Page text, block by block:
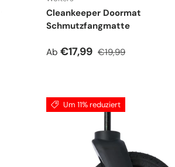
Cleankeeper Doormat
Schmutzfangmatte
Verkaufspreis
Ab €17,99 Normaler Preis
€19,99
Um 11% reduziert